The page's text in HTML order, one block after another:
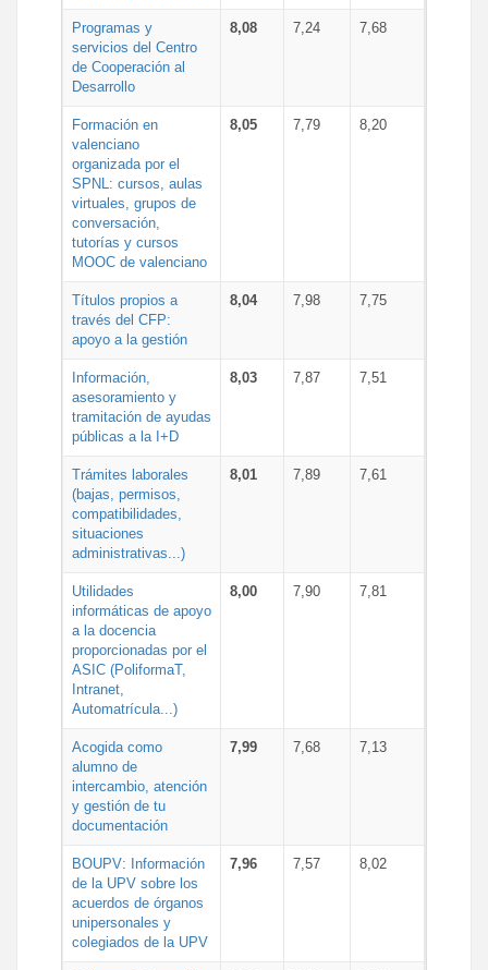
Programas y
servicios del Centro
de Cooperación al
Desarrollo
8,08 7,24 7,68
Formación en
valenciano
organizada por el
SPNL: cursos, aulas
virtuales, grupos de
conversación,
tutorías y cursos
MOOC de valenciano
8,05 7,79 8,20
Títulos propios a
través del CFP:
apoyo a la gestión
8,04 7,98 7,75
Información,
asesoramiento y
tramitación de ayudas
públicas a la I+D
8,03 7,87 7,51
Trámites laborales
(bajas, permisos,
compatibilidades,
situaciones
administrativas...)
8,01 7,89 7,61
Utilidades
informáticas de apoyo
a la docencia
proporcionadas por el
ASIC (PoliformaT,
Intranet,
Automatrícula...)
8,00 7,90 7,81
Acogida como
alumno de
intercambio, atención
y gestión de tu
documentación
7,99 7,68 7,13
BOUPV: Información
de la UPV sobre los
acuerdos de órganos
unipersonales y
colegiados de la UPV
7,96 7,57 8,02